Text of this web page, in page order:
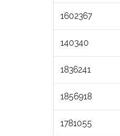
1602367
140340
1836241
1856918
1781055